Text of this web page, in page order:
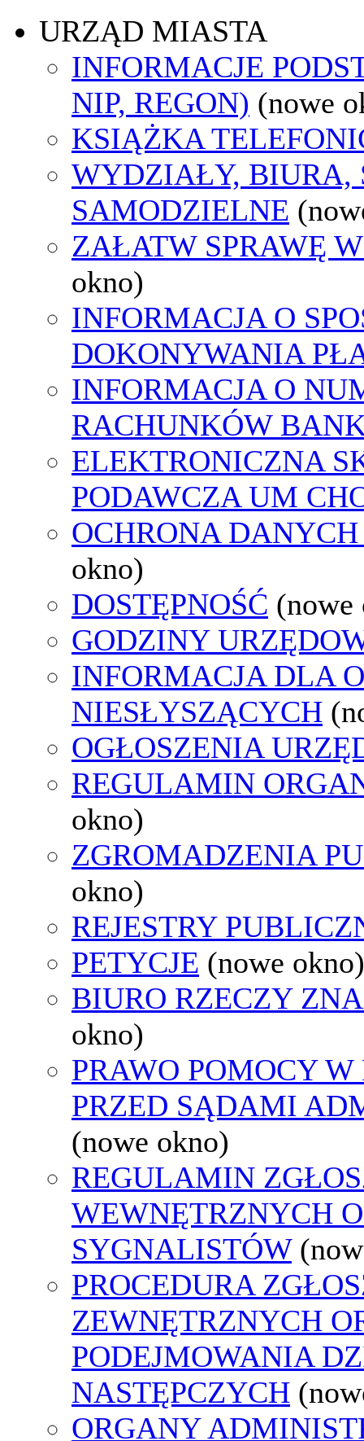
URZĄD MIASTA
INFORMACJE
NIP, REGON) (nowe
KSIĄŻKA
WYDZIAŁY, BIURA,
SAMODZIELNE
ZAŁATW SPRAWĘ
okno)
INFORMACJA O
DOKONYWANIA
INFORMACJA O
RACHUNKÓW
ELEKTRONICZNA
PODAWCZA UM
OCHRONA
okno)
DOSTĘPNOŚĆ (nowe
GODZINY
INFORMACJA DLA
NIESŁYSZĄCYCH
OGŁOSZENIA
REGULAMIN
okno)
ZGROMADZENIA
okno)
REJESTRY
PETYCJE (nowe okno)
BIURO RZECZY
okno)
PRAWO POMOCY
PRZED SĄDAMI
(nowe okno)
REGULAMIN
WEWNĘTRZNYCH
SYGNALISTÓW
PROCEDURA
ZEWNĘTRZNYCH
PODEJMOWANIA
NASTĘPCZYCH
ORGANY